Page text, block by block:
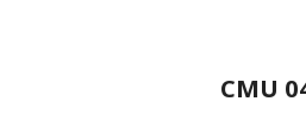
CMU